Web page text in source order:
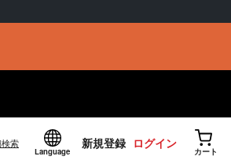
検索
Language
新規登録 ログイン
カート